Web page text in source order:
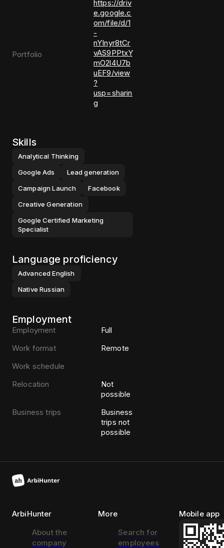
Portfolio
https://driv
e.google.c
om/file/d/1
-
nYInyr8tCr
vAS9PPtxY
mO2l4U7b
uEF9/view
?
usp=sharin
g
Skills
Analytical Thinking
Google Ads
Lead generation
Campaign Launch
Facebook
Creative Generation
Google Certified Marketing
Specialist
Language proficiency
Advanced English
Native Russian
Employment
Employment
Full
Work format
Remote
Work schedule
Relocation
Not
possible
Business trips
Business
trips not
possible
ArbiHunter
About the
company
More
Search for
employees
Mobile app